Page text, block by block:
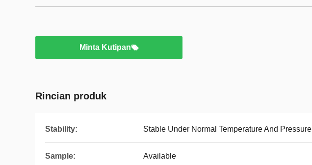
Minta Kutipan
Rincian produk
Stability: Stable Under Normal Temperature And Pressure
Sample: Available